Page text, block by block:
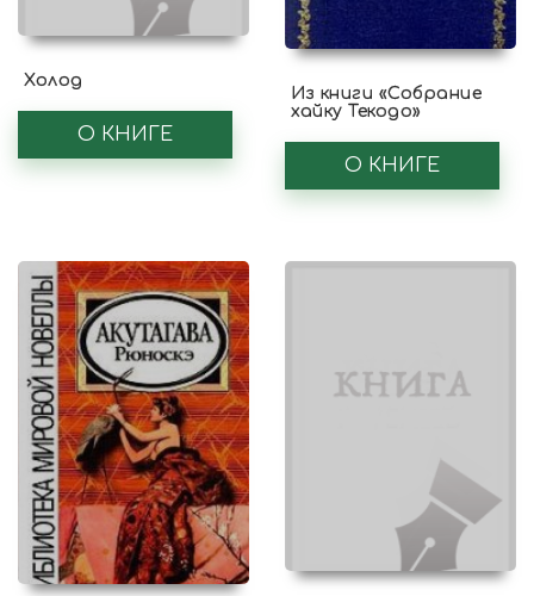
Холод
О КНИГЕ
Из книги «Собрание
хайку Текодо»
О КНИГЕ